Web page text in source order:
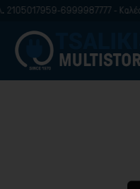
6999987777 -